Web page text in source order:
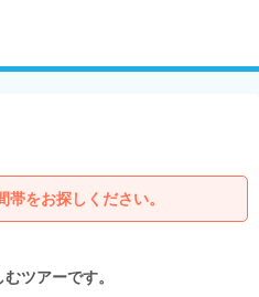
をお探しください。
ツアーです。